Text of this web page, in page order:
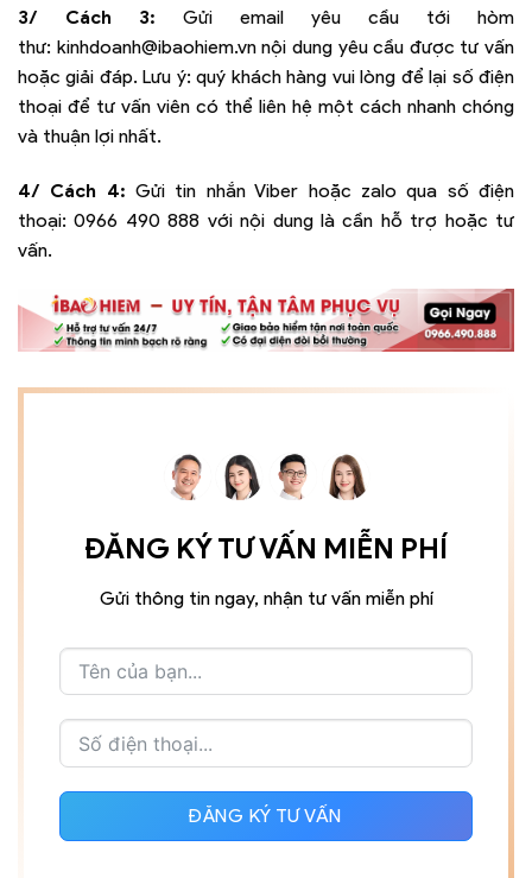
3/ Cách 3: Gửi email yêu cầu tới hòm
thư: kinhdoanh@ibaohiem.vnnội dung yêu cầu được tư vấn
hoặc giải đáp. Lưu ý: quý khách hàng vui lòng để lại số điện
thoại để tư vấn viên có thể liên hệ một cách nhanh chóng
và thuận lợi nhất.
4/ Cách 4: Gửi tin nhắn Viber hoặc zalo qua số điện
thoại:0966 490 888 với nội dung là cần hỗ trợ hoặc tư
vấn.
ĐĂNG KÝ TƯ VẤN MIỄN PHÍ
Gửi thông tin ngay, nhận tư vấn miễn phí
ĐĂNG KÝ TƯ VẤN